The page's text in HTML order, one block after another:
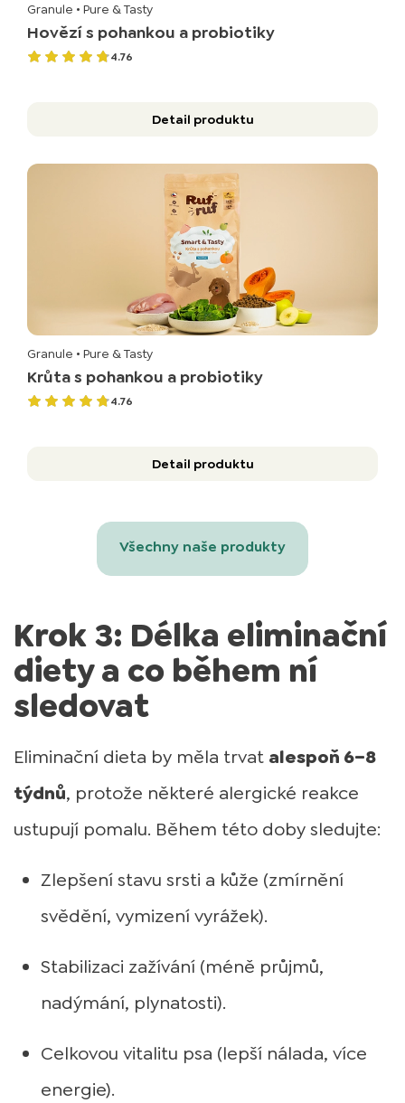
Granule • Pure & Tasty
Hovězí s pohankou a probiotiky
4.76
Detail produktu
Granule • Pure & Tasty
Krůta s pohankou a probiotiky
4.76
Detail produktu
Všechny naše produkty
Krok 3: Délka eliminační
diety a co během ní
sledovat
Eliminační dieta by měla trvat alespoň 6–8
týdnů, protože některé alergické reakce
ustupují pomalu. Během této doby sledujte:
Zlepšení stavu srsti a kůže (zmírnění
svědění, vymizení vyrážek).
Stabilizaci zažívání (méně průjmů,
nadýmání, plynatosti).
Celkovou vitalitu psa (lepší nálada, více
energie).